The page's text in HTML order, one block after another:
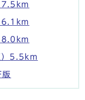
7.5km
6.1km
8.0km
）5.5km
版